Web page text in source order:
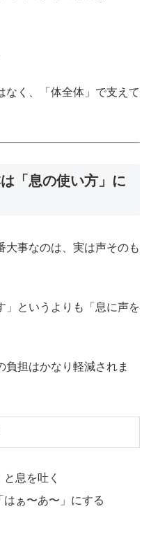
なく、「体全体」で支えて
「息の使い方」に
大事なのは、実は声そのも
」というよりも「息に声を
負担はかなり軽減されま
息を吐く
ぁ〜あ〜」にする